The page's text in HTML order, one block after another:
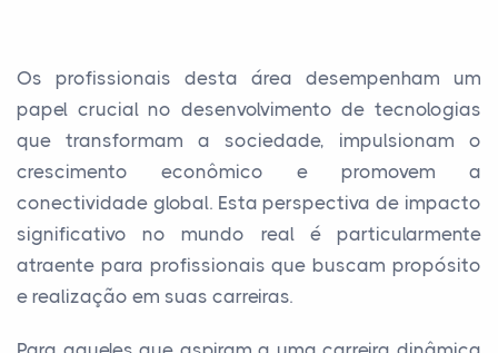
Os profissionais desta área desempenham um
papel crucial no desenvolvimento de tecnologias
que transformam a sociedade, impulsionam o
crescimento econômico e promovem a
conectividade global. Esta perspectiva de impacto
significativo no mundo real é particularmente
atraente para profissionais que buscam propósito
e realização em suas carreiras.